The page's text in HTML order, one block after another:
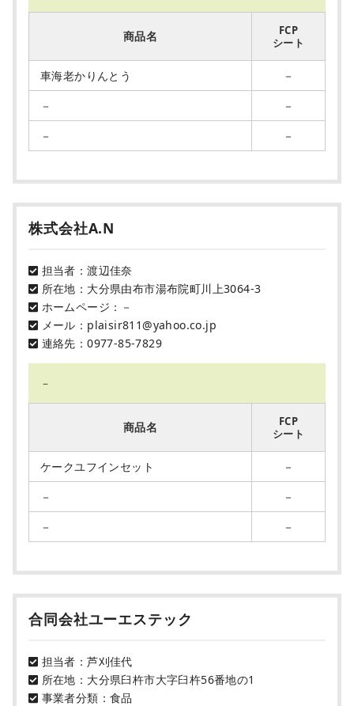
商品名
FCP
シート
車海老かりんとう
－
－
－
－
－
株式会社A.N
担当者：渡辺佳奈
所在地：大分県由布市湯布院町川上3064-3
ホームページ：－
メール：plaisir811@yahoo.co.jp
連絡先：0977-85-7829
－
商品名
FCP
シート
ケークユフインセット
－
－
－
－
－
合同会社ユーエステック
担当者：芦刈佳代
所在地：大分県臼杵市大字臼杵56番地の1
事業者分類：食品